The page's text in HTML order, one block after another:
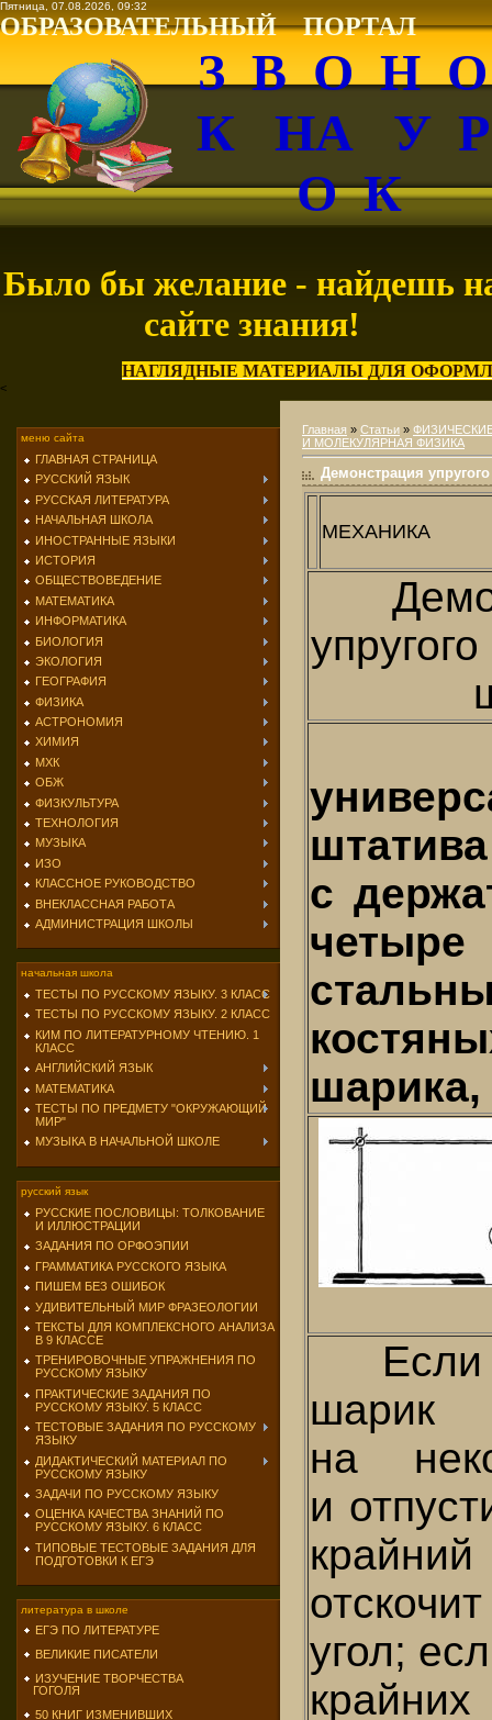
Пятница, 07.08.2026, 09:32
ОБРАЗОВАТЕЛЬНЫЙ ПОРТАЛ
З В О Н
К НА У
О К
Было бы желание - найдешь
сайте знания!
НАГЛЯДНЫЕ МАТЕРИАЛЫ ДЛЯ
<
меню сайта
ГЛАВНАЯ СТРАНИЦА
РУССКИЙ ЯЗЫК
РУССКАЯ ЛИТЕРАТУРА
НАЧАЛЬНАЯ ШКОЛА
ИНОСТРАННЫЕ ЯЗЫКИ
ИСТОРИЯ
ОБЩЕСТВОВЕДЕНИЕ
МАТЕМАТИКА
ИНФОРМАТИКА
БИОЛОГИЯ
ЭКОЛОГИЯ
ГЕОГРАФИЯ
ФИЗИКА
АСТРОНОМИЯ
ХИМИЯ
МХК
ОБЖ
ФИЗКУЛЬТУРА
ТЕХНОЛОГИЯ
МУЗЫКА
ИЗО
КЛАССНОЕ РУКОВОДСТВО
ВНЕКЛАССНАЯ РАБОТА
АДМИНИСТРАЦИЯ ШКОЛЫ
начальная школа
ТЕСТЫ ПО РУССКОМУ ЯЗЫКУ. 3 КЛАСС
ТЕСТЫ ПО РУССКОМУ ЯЗЫКУ. 2 КЛАСС
КИМ ПО ЛИТЕРАТУРНОМУ ЧТЕНИЮ. 1
КЛАСС
АНГЛИЙСКИЙ ЯЗЫК
МАТЕМАТИКА
ТЕСТЫ ПО ПРЕДМЕТУ "ОКРУЖАЮЩИЙ
МИР"
МУЗЫКА В НАЧАЛЬНОЙ ШКОЛЕ
русский язык
РУССКИЕ ПОСЛОВИЦЫ: ТОЛКОВАНИЕ
И ИЛЛЮСТРАЦИИ
ЗАДАНИЯ ПО ОРФОЭПИИ
ГРАММАТИКА РУССКОГО ЯЗЫКА
ПИШЕМ БЕЗ ОШИБОК
УДИВИТЕЛЬНЫЙ МИР ФРАЗЕОЛОГИИ
ТЕКСТЫ ДЛЯ КОМПЛЕКСНОГО АНАЛИЗА
В 9 КЛАССЕ
ТРЕНИРОВОЧНЫЕ УПРАЖНЕНИЯ ПО
РУССКОМУ ЯЗЫКУ
ПРАКТИЧЕСКИЕ ЗАДАНИЯ ПО
РУССКОМУ ЯЗЫКУ. 5 КЛАСС
ТЕСТОВЫЕ ЗАДАНИЯ ПО РУССКОМУ
ЯЗЫКУ
ДИДАКТИЧЕСКИЙ МАТЕРИАЛ ПО
РУССКОМУ ЯЗЫКУ
ЗАДАЧИ ПО РУССКОМУ ЯЗЫКУ
ОЦЕНКА КАЧЕСТВА ЗНАНИЙ ПО
РУССКОМУ ЯЗЫКУ. 6 КЛАСС
ТИПОВЫЕ ТЕСТОВЫЕ ЗАДАНИЯ ДЛЯ
ПОДГОТОВКИ К ЕГЭ
литература в школе
ЕГЭ ПО ЛИТЕРАТУРЕ
ВЕЛИКИЕ ПИСАТЕЛИ
ИЗУЧЕНИЕ ТВОРЧЕСТВА
ГОГОЛЯ
50 КНИГ ИЗМЕНИВШИХ
Главная » Статьи »
И МОЛЕКУЛЯРНАЯ ФИЗИКА
Демонстрация
МЕХАНИКА
штатива
с
четыре
шарика,
Если
на
и
угол;